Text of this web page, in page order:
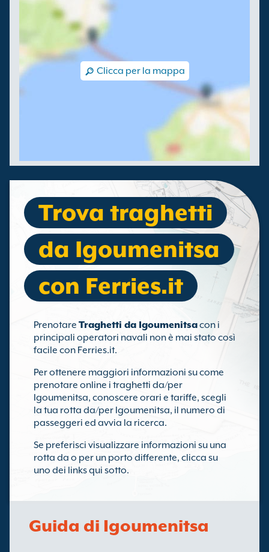
Clicca per la mappa
Trova traghetti
da Igoumenitsa
con Ferries.it
Prenotare Traghetti da Igoumenitsacon i
principali operatori navali non è mai stato così
facile con Ferries.it.
Per ottenere maggiori informazioni su come
prenotare online i traghetti da/per
Igoumenitsa, conoscere orari e tariffe, scegli
la tua rotta da/per Igoumenitsa, il numero di
passeggeri ed avvia la ricerca.
Se preferisci visualizzare informazioni su una
rotta da o per un porto differente, clicca su
uno dei links qui sotto.
Guida di Igoumenitsa